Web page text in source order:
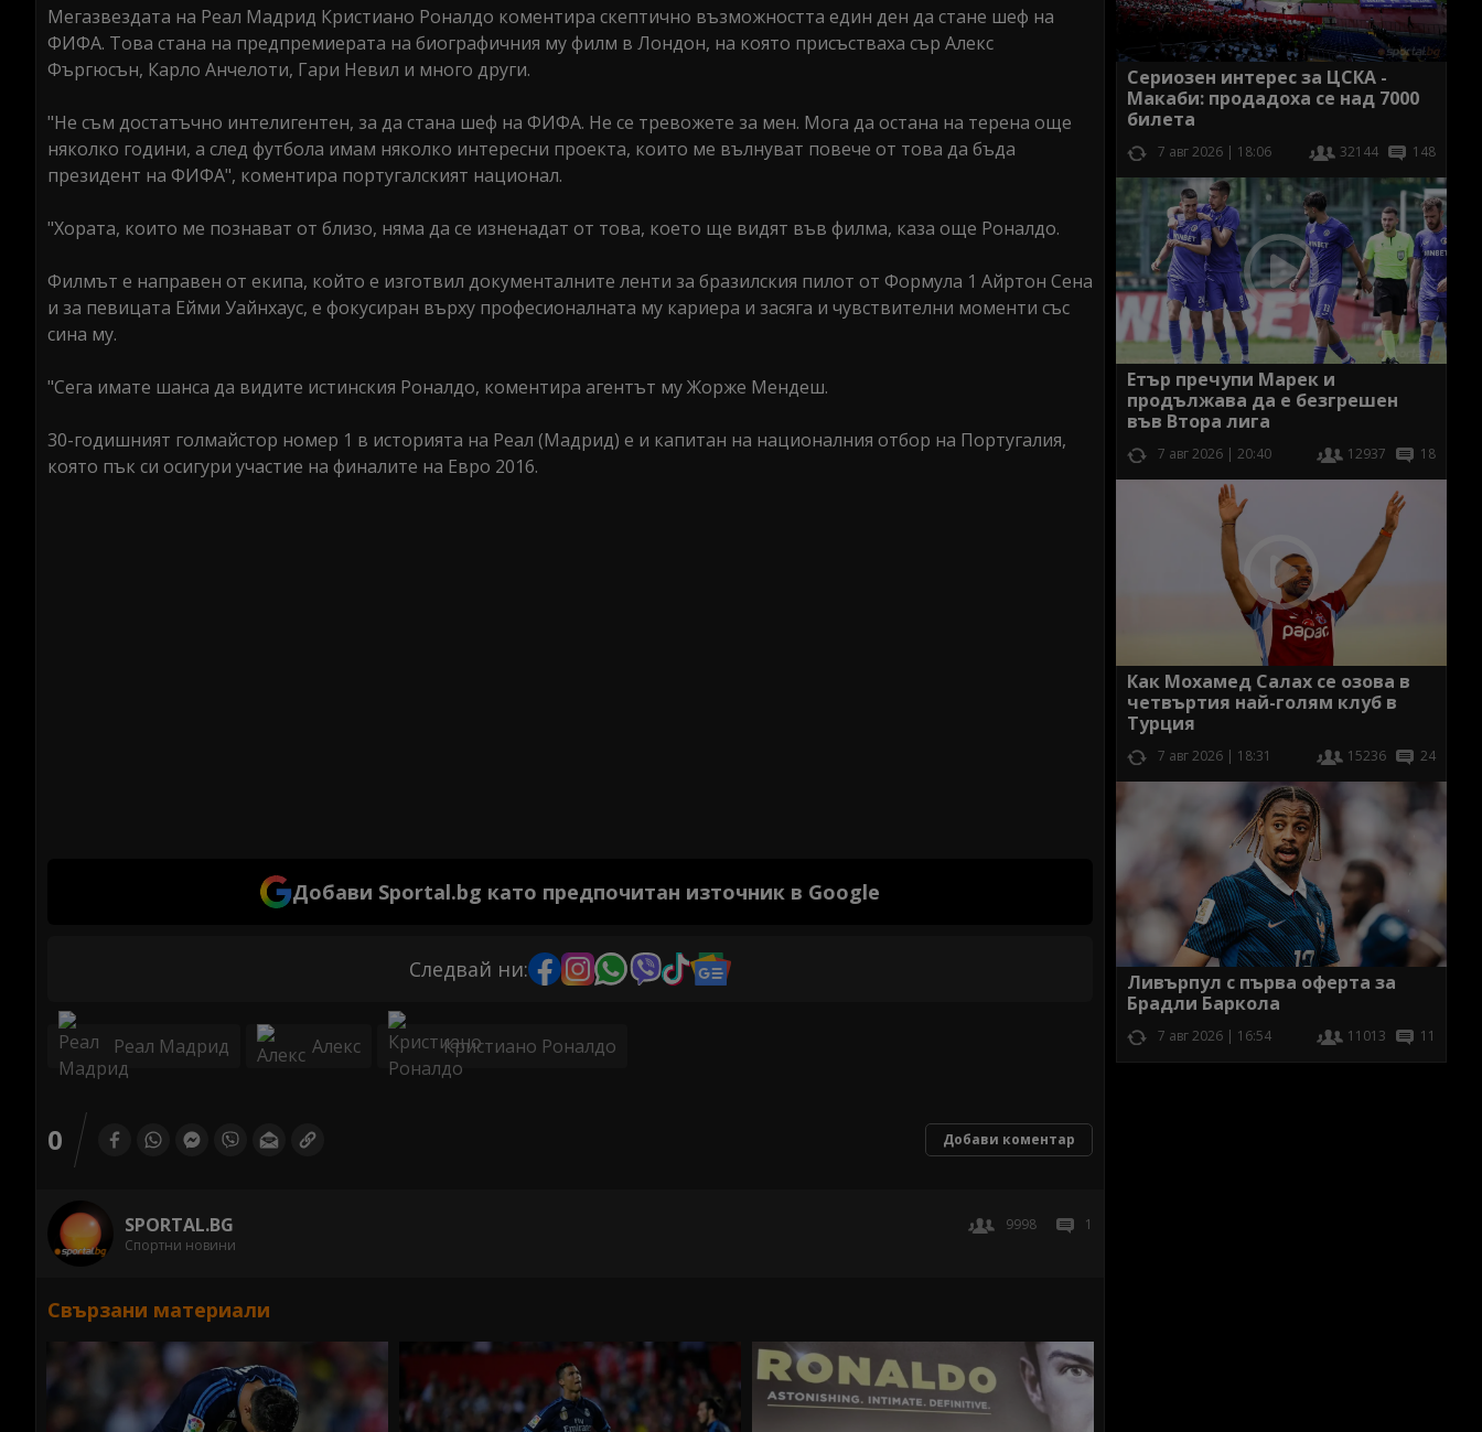
Мегазвездата на Реал Мадрид Кристиано Роналдо коментира скептично възможността един ден да стане шеф на
ФИФА. Това стана на предпремиерата на биографичния му филм в Лондон, на която присъстваха сър Алекс
Фъргюсън, Карло Анчелоти, Гари Невил и много други.
"Не съм достатъчно интелигентен, за да стана шеф на ФИФА. Не се тревожете за мен. Мога да остана на терена още
няколко години, а след футбола имам няколко интересни проекта, които ме вълнуват повече от това да бъда
президент на ФИФА", коментира португалският национал.
"Хората, които ме познават от близо, няма да се изненадат от това, което ще видят във филма, каза още Роналдо.
Филмът е направен от екипа, който е изготвил документалните ленти за бразилския пилот от Формула 1 Айртон Сена
и за певицата Ейми Уайнхаус, е фокусиран върху професионалната му кариера и засяга и чувствителни моменти със
сина му.
"Сега имате шанса да видите истинския Роналдо, коментира агентът му Жорже Мендеш.
30-годишният голмайстор номер 1 в историята на Реал (Мадрид) е и капитан на националния отбор на Португалия,
която пък си осигури участие на финалите на Евро 2016.
Добави Sportal.bg като предпочитан източник в Google
Следвай ни:
Реал Мадрид Алекс Кристиано Роналдо
0 Добави коментар
SPORTAL.BG
Спортни новини
9998 1
Свързани материали
Сериозен интерес за ЦСКА -
Макаби: продадоха се над 7000
билета
7 авг 2026 | 18:06 32144 148
Етър пречупи Марек и
продължава да е безгрешен
във Втора лига
7 авг 2026 | 20:40 12937 18
Как Мохамед Салах се озова в
четвъртия най-голям клуб в
Турция
7 авг 2026 | 18:31 15236 24
Ливърпул с първа оферта за
Брадли Баркола
7 авг 2026 | 16:54 11013 11